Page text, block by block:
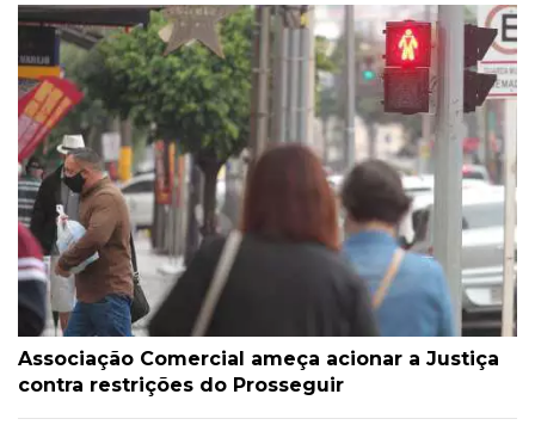
Associação Comercial ameça acionar a Justiça
contra restrições do Prosseguir